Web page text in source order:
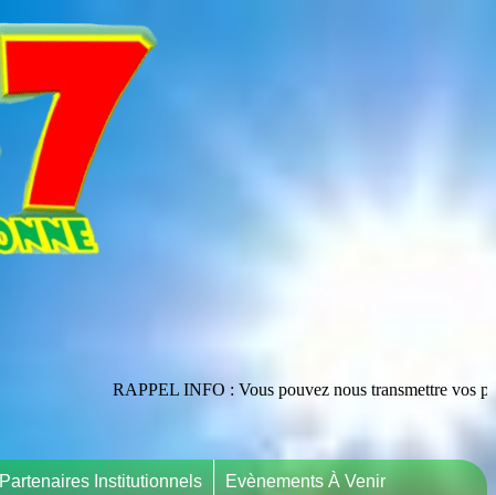
RAPPEL INFO : Vous pouvez nous transmettre vos publications en
Partenaires Institutionnels Evènements À Venir